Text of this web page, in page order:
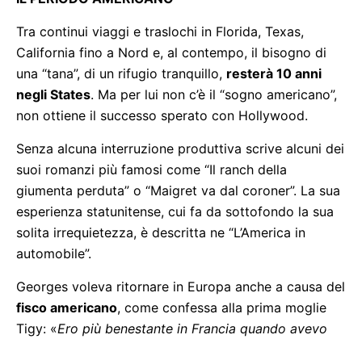
Tra continui viaggi e traslochi in Florida, Texas,
California fino a Nord e, al contempo, il bisogno di
una “tana”, di un rifugio tranquillo, resterà 10 anni
negli States. Ma per lui non c’è il “sogno americano”,
non ottiene il successo sperato con Hollywood.
Senza alcuna interruzione produttiva scrive alcuni dei
suoi romanzi più famosi come “Il ranch della
giumenta perduta” o “Maigret va dal coroner”. La sua
esperienza statunitense, cui fa da sottofondo la sua
solita irrequietezza, è descritta ne “L’America in
automobile”.
Georges voleva ritornare in Europa anche a causa del
fisco americano, come confessa alla prima moglie
Tigy: «Ero più benestante in Francia quando avevo